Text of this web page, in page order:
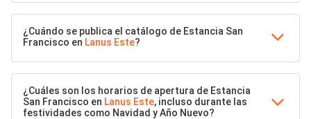
¿Cuándo se publica el catálogo de Estancia San
Francisco en Lanus Este?
¿Cuáles son los horarios de apertura de Estancia
San Francisco en Lanus Este, incluso durante las
festividades como Navidad y Año Nuevo?